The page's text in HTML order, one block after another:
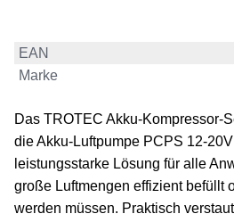
EAN
Marke
Das TROTEC Akku-Kompressor-
die Akku-Luftpumpe PCPS 12-
leistungsstarke Lösung für alle
große Luftmengen effizient befüllt
werden müssen. Praktisch